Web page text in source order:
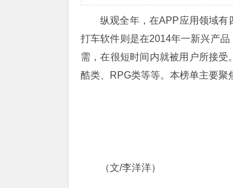
纵观全年，在APP应用领域有
打车软件则是在2014年一新兴产
需，在很短时间内就被用户所接
酷类、RPG类等等。本榜单主要聚
（文/李洋洋）